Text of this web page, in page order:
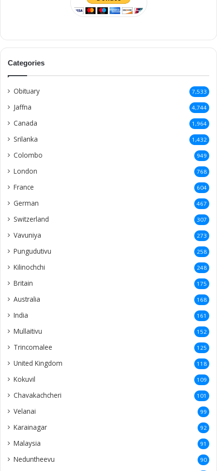
Categories
Obituary 7,533
Jaffna 4,744
Canada 1,964
Srilanka 1,432
Colombo 949
London 768
France 604
German 467
Switzerland 307
Vavuniya 273
Pungudutivu 258
Kilinochchi 248
Britain 175
Australia 168
India 161
Mullaitivu 152
Trincomalee 125
United Kingdom 118
Kokuvil 109
Chavakachcheri 101
Velanai 99
Karainagar 92
Malaysia 91
Neduntheevu 90